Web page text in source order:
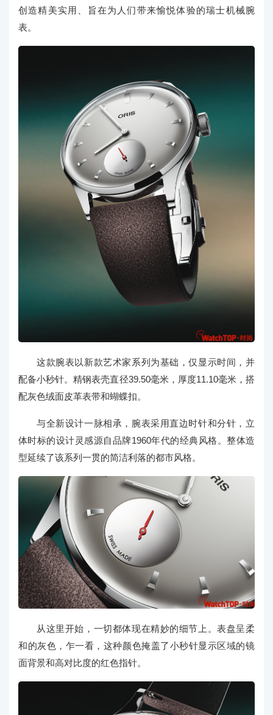
创造精美实用、旨在为人们带来愉悦体验的瑞士机械腕
表。
这款腕表以新款艺术家系列为基础，仅显示时间，并
配备小秒针。精钢表壳直径39.50毫米，厚度11.10毫米，搭
配灰色绒面皮革表带和蝴蝶扣。
与全新设计一脉相承，腕表采用直边时针和分针，立
体时标的设计灵感源自品牌1960年代的经典风格。整体造
型延续了该系列一贯的简洁利落的都市风格。
从这里开始，一切都体现在精妙的细节上。表盘呈柔
和的灰色，乍一看，这种颜色掩盖了小秒针显示区域的镜
面背景和高对比度的红色指针。